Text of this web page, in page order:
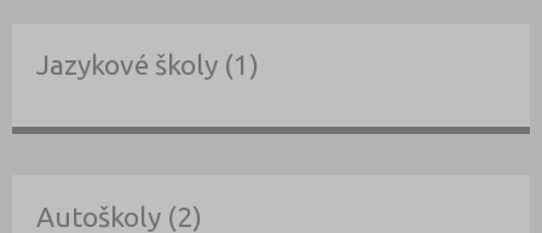
Jazykové školy (1)
Autoškoly (2)